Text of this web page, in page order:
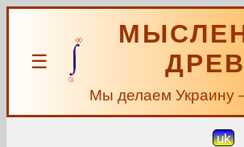
☰
Мы делаем Украину
uk